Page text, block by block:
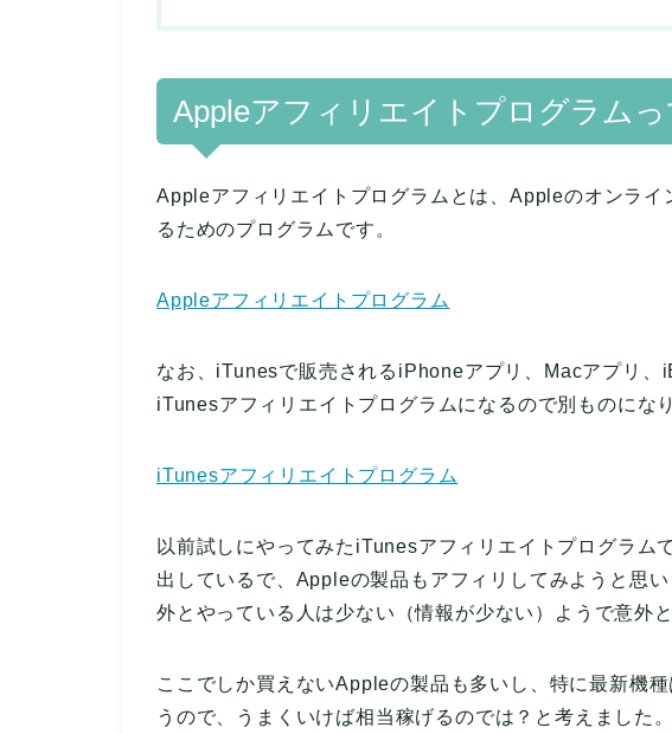
Appleアフィリエイトプログラムっ
Appleアフィリエイトプログラムとは、Appleのオンライ
るためのプログラムです。
Appleアフィリエイトプログラム
なお、iTunesで販売されるiPhoneアプリ、Macアプリ、
iTunesアフィリエイトプログラムになるので別ものにな
iTunesアフィリエイトプログラム
以前試しにやってみたiTunesアフィリエイトプログラム
出しているで、Appleの製品もアフィリしてみようと思
外とやっている人は少ない（情報が少ない）ようで意外
ここでしか買えないAppleの製品も多いし、特に最新機
うので、うまくいけば相当稼げるのでは？と考えました。